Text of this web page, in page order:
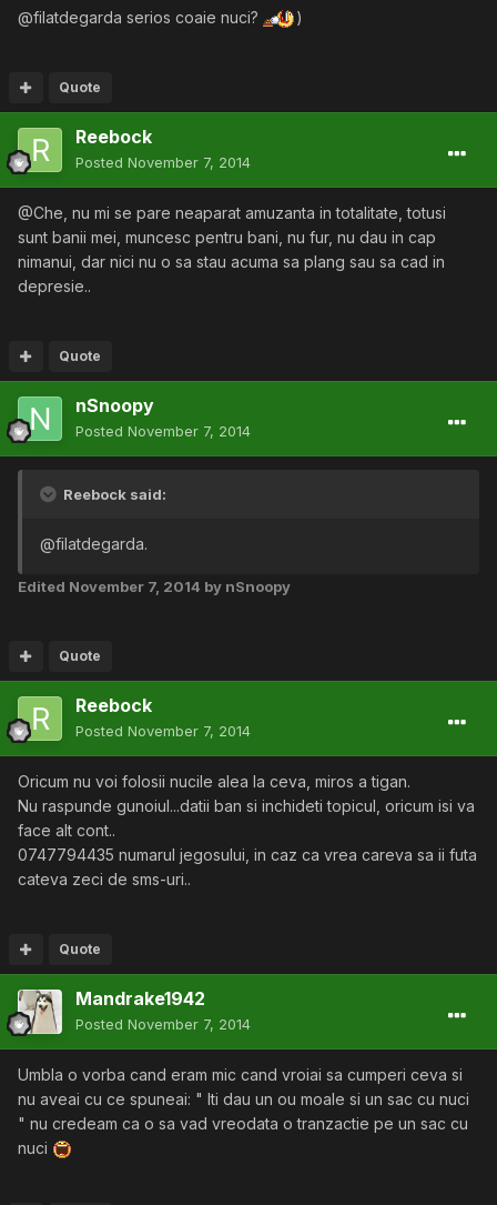
@filatdegarda serios coaie nuci? )
Quote
Reebock
Posted November 7, 2014
@Che, nu mi se pare neaparat amuzanta in totalitate, totusi
sunt banii mei, muncesc pentru bani, nu fur, nu dau in cap
nimanui, dar nici nu o sa stau acuma sa plang sau sa cad in
depresie..
Quote
nSnoopy
Posted November 7, 2014
Reebock said:
@filatdegarda.
Edited November 7, 2014 by nSnoopy
Quote
Reebock
Posted November 7, 2014
Oricum nu voi folosii nucile alea la ceva, miros a tigan.
Nu raspunde gunoiul...datii ban si inchideti topicul, oricum isi va
face alt cont..
0747794435 numarul jegosului, in caz ca vrea careva sa ii futa
cateva zeci de sms-uri..
Quote
Mandrake1942
Posted November 7, 2014
Umbla o vorba cand eram mic cand vroiai sa cumperi ceva si
nu aveai cu ce spuneai: " Iti dau un ou moale si un sac cu nuci
" nu credeam ca o sa vad vreodata o tranzactie pe un sac cu
nuci